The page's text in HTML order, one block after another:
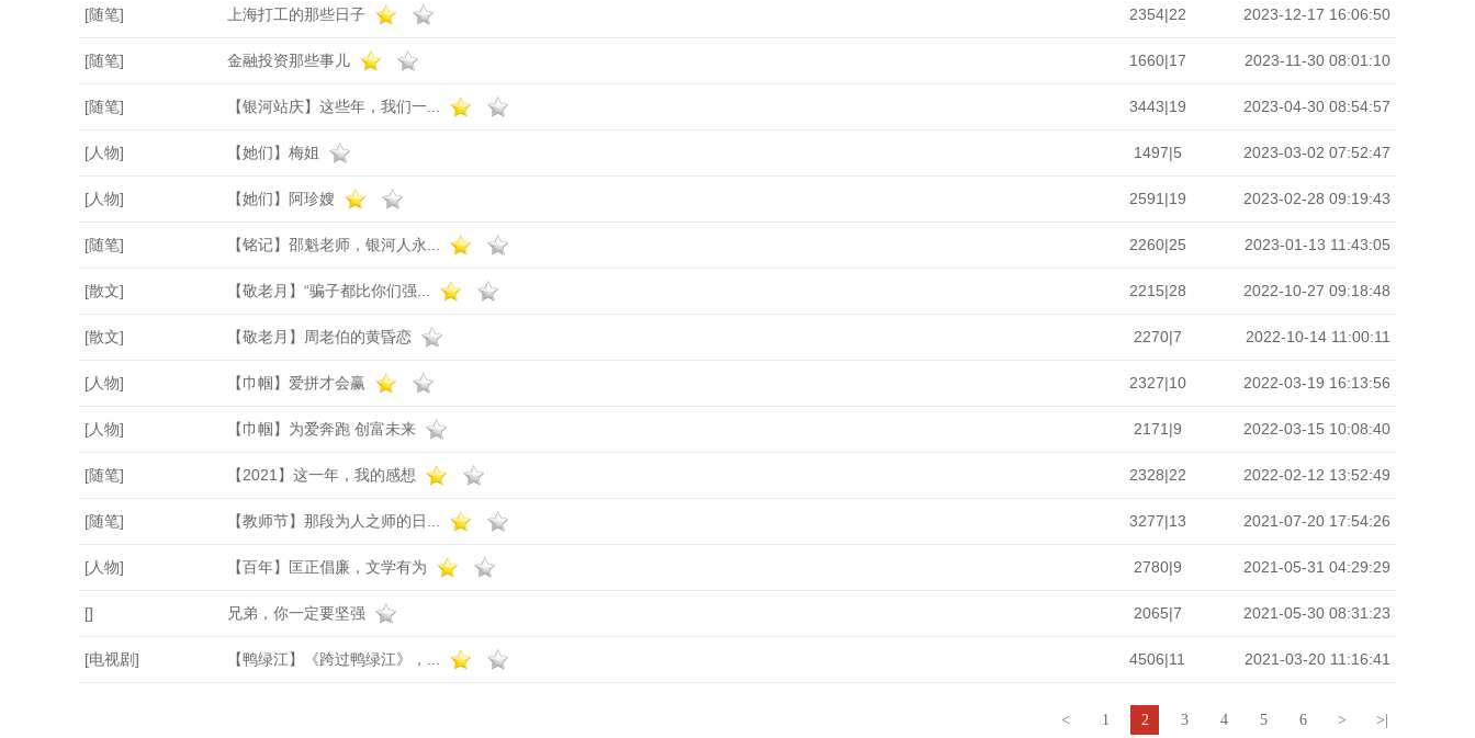
[随笔] 上海打工的那些日子 2354|22 2023-12-17 16:06:50
[随笔] 金融投资那些事儿 1660|17 2023-11-30 08:01:10
[随笔] 【银河站庆】这些年，我们一... 3443|19 2023-04-30 08:54:57
[人物] 【她们】梅姐 1497|5 2023-03-02 07:52:47
[人物] 【她们】阿珍嫂 2591|19 2023-02-28 09:19:43
[随笔] 【铭记】邵魁老师，银河人永... 2260|25 2023-01-13 11:43:05
[散文] 【敬老月】“骗子都比你们强... 2215|28 2022-10-27 09:18:48
[散文] 【敬老月】周老伯的黄昏恋 2270|7 2022-10-14 11:00:11
[人物] 【巾帼】爱拼才会赢 2327|10 2022-03-19 16:13:56
[人物] 【巾帼】为爱奔跑 创富未来 2171|9 2022-03-15 10:08:40
[随笔] 【2021】这一年，我的感想 2328|22 2022-02-12 13:52:49
[随笔] 【教师节】那段为人之师的日... 3277|13 2021-07-20 17:54:26
[人物] 【百年】匡正倡廉，文学有为 2780|9 2021-05-31 04:29:29
[] 兄弟，你一定要坚强 2065|7 2021-05-30 08:31:23
[电视剧] 【鸭绿江】《跨过鸭绿江》，... 4506|11 2021-03-20 11:16:41
< 1 2 3 4 5 6 > >|